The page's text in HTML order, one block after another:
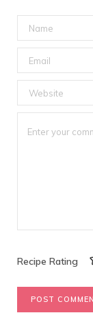
Recipe Rating